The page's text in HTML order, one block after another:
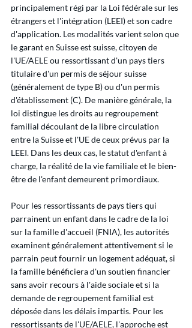
principalement régi par la Loi fédérale sur les
étrangers et l'intégration (LEEI) et son cadre
d'application. Les modalités varient selon que
le garant en Suisse est suisse, citoyen de
l'UE/AELE ou ressortissant d'un pays tiers
titulaire d'un permis de séjour suisse
(généralement de type B) ou d'un permis
d'établissement (C). De manière générale, la
loi distingue les droits au regroupement
familial découlant de la libre circulation
entre la Suisse et l'UE de ceux prévus par la
LEEI. Dans les deux cas, le statut d'enfant à
charge, la réalité de la vie familiale et le bien-
être de l'enfant demeurent primordiaux.
Pour les ressortissants de pays tiers qui
parrainent un enfant dans le cadre de la loi
sur la famille d'accueil (FNIA), les autorités
examinent généralement attentivement si le
parrain peut fournir un logement adéquat, si
la famille bénéficiera d'un soutien financier
sans avoir recours à l'aide sociale et si la
demande de regroupement familial est
déposée dans les délais impartis. Pour les
ressortissants de l'UE/AELE, l'approche est